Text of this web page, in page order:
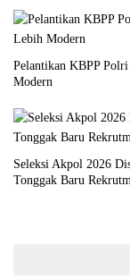
Pelantikan KBPP
Modern
Seleksi Akpol 2026
Tonggak Baru